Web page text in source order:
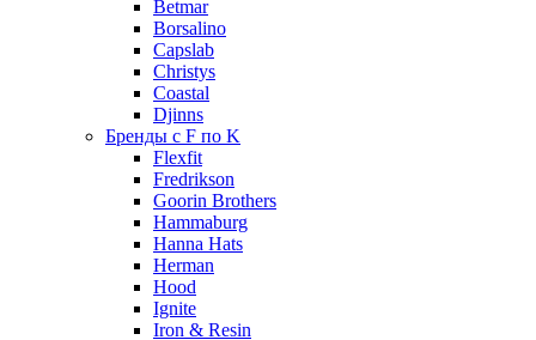
Betmar
Borsalino
Capslab
Christys
Coastal
Djinns
Бренды с F по K
Flexfit
Fredrikson
Goorin Brothers
Hammaburg
Hanna Hats
Herman
Hood
Ignite
Iron & Resin